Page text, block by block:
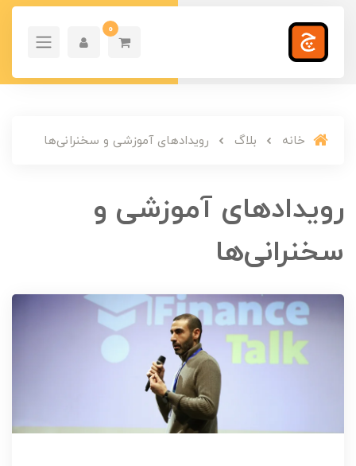
0
خانه بلاگ رویدادهای آموزشی و سخنرانی‌ها
رویدادهای آموزشی و
سخنرانی‌ها